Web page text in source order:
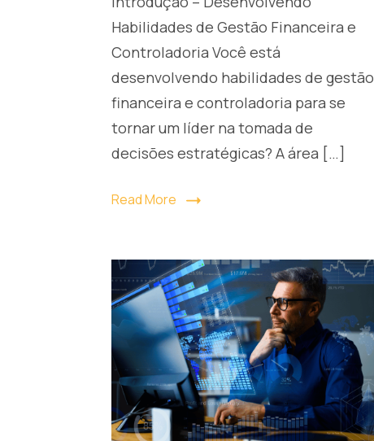
Habilidades de Gestão Financeira e
Controladoria Você está
desenvolvendo habilidades de gestão
financeira e controladoria para se
tornar um líder na tomada de
decisões estratégicas? A área […]
Read More